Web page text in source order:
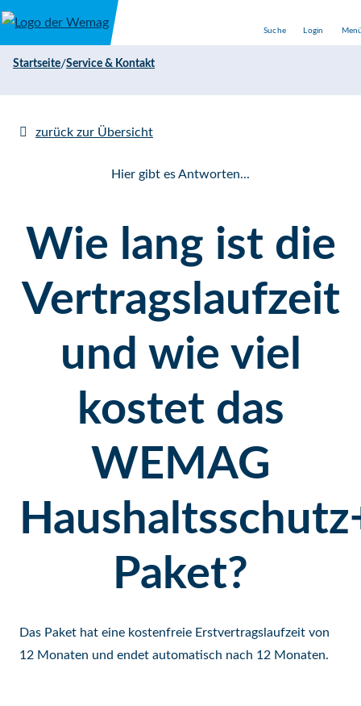
Direkt zum Inhalt
Suche Login
Startseite/Service & Kontakt
zurück zur Übersicht
Hier gibt es Antworten...
Wie lang ist die
Vertragslaufzeit
und wie viel
kostet das
WEMAG
Paket?
Das Paket hat eine kostenfreie Erstvertragslaufzeit von
12 Monaten und endet automatisch nach 12 Monaten.